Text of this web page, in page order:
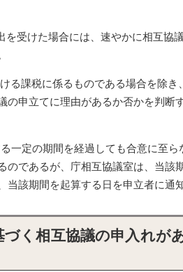
受けた場合には、速やかに相互協
る課税に係るものである場合を除き
の申立てに理由があるか否かを判断
一定の期間を経過しても合意に至ら
のであるが、庁相互協議室は、当該
該期間を起算する日を申立者に通知
く相互協議の申入れが